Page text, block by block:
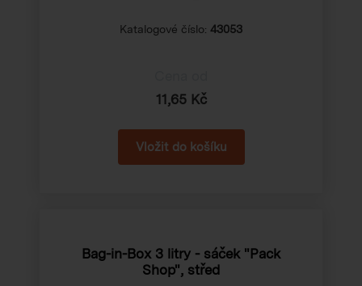
Katalogové číslo: 43053
11,65 Kč
Bag-in-Box 3 litry - sáček "Pack
Shop", střed